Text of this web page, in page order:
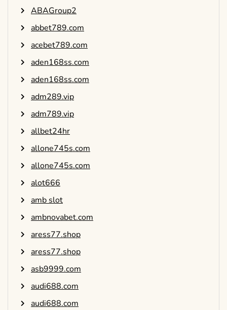
ABAGroup2
abbet789.com
acebet789.com
aden168ss.com
aden168ss.com
adm289.vip
adm789.vip
allbet24hr
allone745s.com
allone745s.com
alot666
amb slot
ambnovabet.com
aress77.shop
aress77.shop
asb9999.com
audi688.com
audi688.com